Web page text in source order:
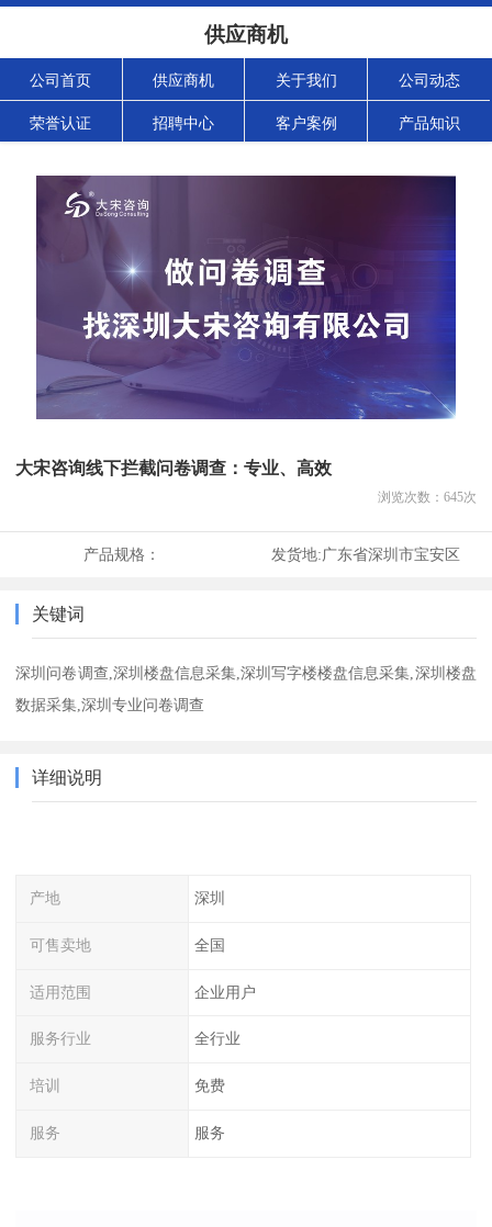
供应商机
公司首页 供应商机 关于我们 公司动态
荣誉认证 招聘中心 客户案例 产品知识
大宋咨询线下拦截问卷调查：专业、高效
浏览次数： 645次
产品规格： 发货地:广东省深圳市宝安区
关键词
深圳问卷调查,深圳楼盘信息采集,深圳写字楼楼盘信息采集,深圳楼盘
数据采集,深圳专业问卷调查
详细说明
产地 深圳
可售卖地 全国
适用范围 企业用户
服务行业 全行业
培训 免费
服务 服务